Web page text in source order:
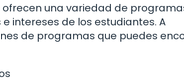
ofrecen una variedad de
intereses de los estudiantes. A
de programas que puedes